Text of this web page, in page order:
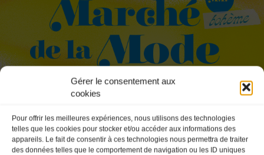
Gérer le consentement aux
cookies
Pour offrir les meilleures expériences, nous utilisons des technologies
telles que les cookies pour stocker et/ou accéder aux informations des
appareils. Le fait de consentir à ces technologies nous permettra de traiter
des données telles que le comportement de navigation ou les ID uniques